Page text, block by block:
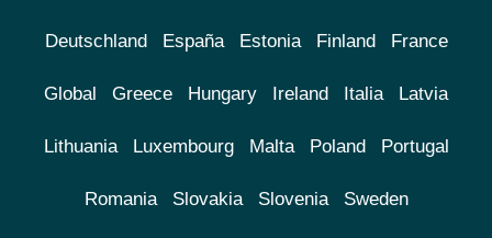
Deutschland España Estonia Finland France
Global Greece Hungary Ireland Italia Latvia
Lithuania Luxembourg Malta Poland Portugal
Romania Slovakia Slovenia Sweden